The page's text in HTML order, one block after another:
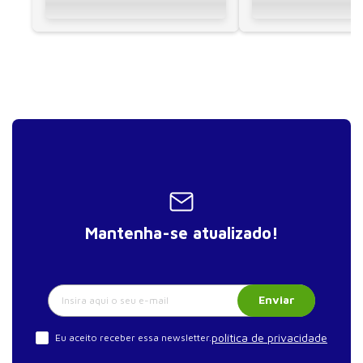
20. Certificações de qualidade
Mantenha-se atualizado!
Enviar
Eu aceito receber essa newsletter. política de privacidade